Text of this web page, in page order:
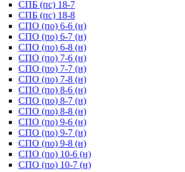
СПБ (пс) 18-7
СПБ (пс) 18-8
СПО (по) 6-6 (н)
СПО (по) 6-7 (н)
СПО (по) 6-8 (н)
СПО (по) 7-6 (н)
СПО (по) 7-7 (н)
СПО (по) 7-8 (н)
СПО (по) 8-6 (н)
СПО (по) 8-7 (н)
СПО (по) 8-8 (н)
СПО (по) 9-6 (н)
СПО (по) 9-7 (н)
СПО (по) 9-8 (н)
СПО (по) 10-6 (н)
СПО (по) 10-7 (н)